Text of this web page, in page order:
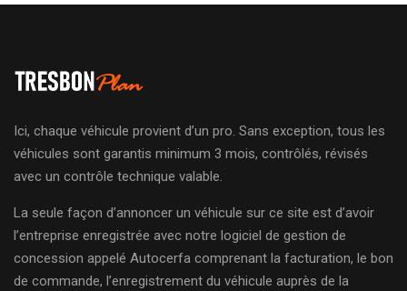
Ici, chaque véhicule provient d’un pro. Sans exception, tous les
véhicules sont garantis minimum 3 mois, contrôlés, révisés
avec un contrôle technique valable.
La seule façon d’annoncer un véhicule sur ce site est d’avoir
l’entreprise enregistrée avec notre logiciel de gestion de
concession appelé Autocerfa comprenant la facturation, le bon
de commande, l’enregistrement du véhicule auprès de la